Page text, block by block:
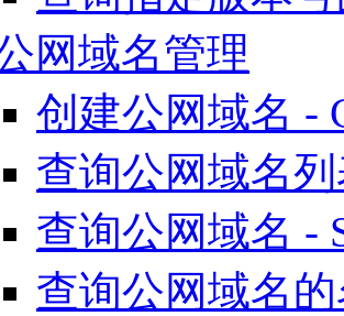
网域名管理
创建公网域名 -
查询公网域名列
查询公网域名 -
查询公网域名